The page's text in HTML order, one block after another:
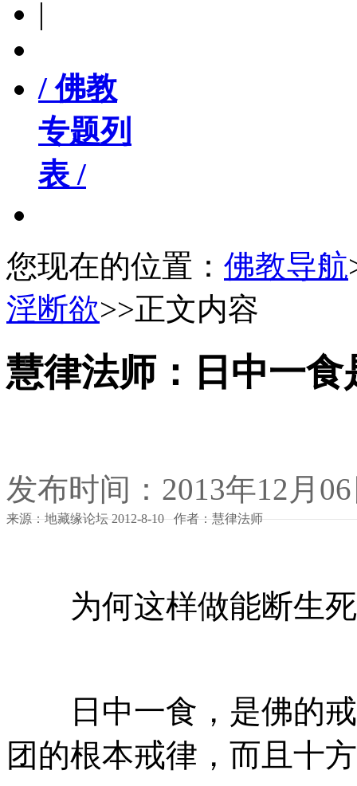
|
/ 佛教
专题列
表 /
您现在的位置： 佛教导航
淫断欲>>正文内容
慧律法师：日中一
发布时间：2013年12月
来源：地藏缘论坛 2012-8-10 作者：慧律法师
为何这样做能断生死
日中一食，是佛的戒
团的根本戒律，而且十